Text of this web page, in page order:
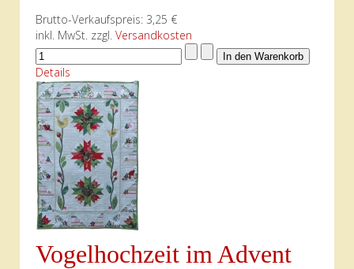
Brutto-Verkaufspreis: 3,25 €
inkl. MwSt. zzgl. Versandkosten
Details
Vogelhochzeit im Advent